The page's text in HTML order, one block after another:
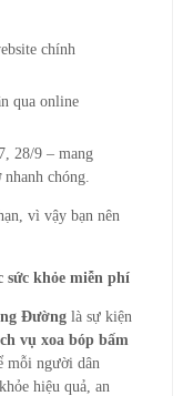
chính
qua online
28/9 – mang
chóng.
vì vậy bạn nên
sức khỏe miễn phí
Đườnglà sự kiện
vụ xoa bóp bấm
mỗi người dân
hiệu quả, an